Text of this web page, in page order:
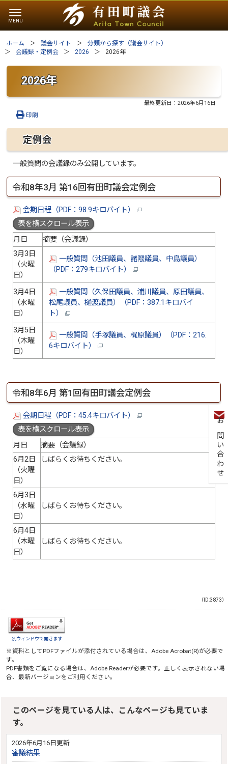
お問い合わせ
ホーム 議会サイト
分類から探す（議会サイト）
会議録・定例会
2026 2026年
2026年
最終更新日：2026年6月16日
印刷
定例会
一般質問の会議録のみ公開しています。
令和8年3月 第16回有田町議会定例会
会期日程（PDF：98.9キロバイト）
表を横スクロール表示
月日
摘要（会議録）
3月3日
（火曜
日）
一般質問（池田議員、諸隈議員、中島議員）
（PDF：279キロバイト）
3月4日
（水曜
日）
一般質問（久保田議員、浦川議員、原田議員、
松尾議員、樋渡議員）（PDF：387.1キロバイ
ト）
3月5日
（木曜
日）
一般質問（手塚議員、梶原議員）（PDF：216.
6キロバイト）
令和8年6月 第1回有田町議会定例会
会期日程（PDF：45.4キロバイト）
表を横スクロール表示
月日
摘要（会議録）
6月2日
（火曜
日）
しばらくお待ちください。
6月3日
（水曜
日）
しばらくお待ちください。
6月4日
（木曜
日）
しばらくお待ちください。
（ID:3873）
別ウィンドウで開きます
※資料としてPDFファイルが添付されている場合は、Adobe Acrobat(R)が必要で
す。
PDF書類をご覧になる場合は、Adobe Readerが必要です。正しく表示されない場
合、最新バージョンをご利用ください。
このページを見ている人は、こんなページも見ていま
す。
2026年6月16日更新
審議結果